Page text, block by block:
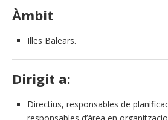
Àmbit
Illes Balears.
Dirigit a:
Directius, responsables de